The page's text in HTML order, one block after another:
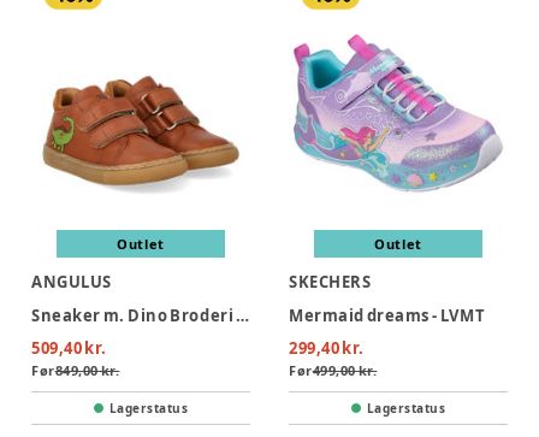
Outlet
ANGULUS
Sneaker m. Dino Broderi - Cognac/Cognac
509,40 kr.
Før849,00 kr.
Lagerstatus
Outlet
SKECHERS
Mermaid dreams - LVMT
299,40 kr.
Før499,00 kr.
Lagerstatus